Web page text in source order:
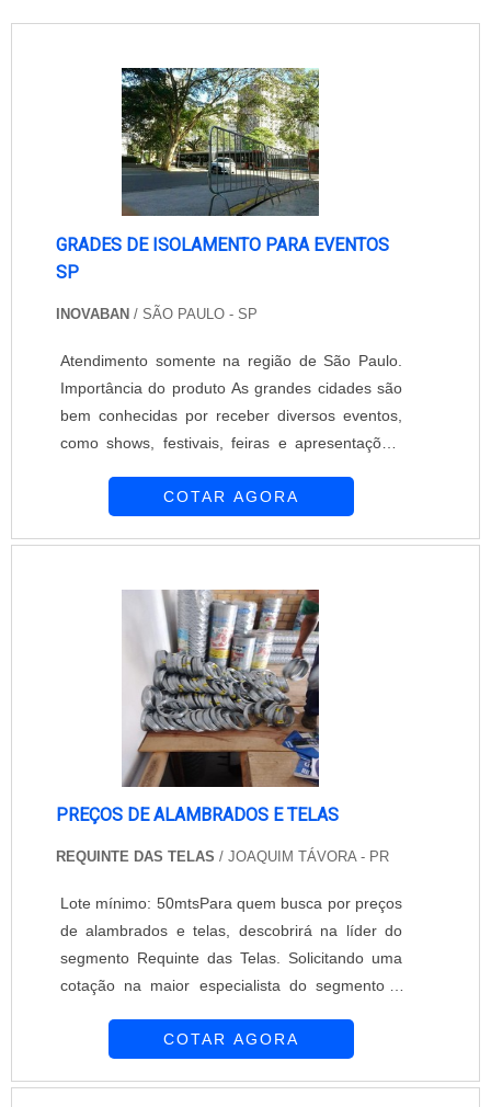
GRADES DE ISOLAMENTO PARA EVENTOS
SP
INOVABAN / SÃO PAULO - SP
Atendimento somente na região de São Paulo.
Importância do produto As grandes cidades são
bem conhecidas por receber diversos eventos,
como shows, festivais, feiras e apresentações.
sendo palco de diversos acontecimentos,
necessidades, que vão desde a locação ou
COTAR AGORA
PREÇOS DE ALAMBRADOS E TELAS
REQUINTE DAS TELAS / JOAQUIM TÁVORA - PR
Lote mínimo: 50mtsPara quem busca por preços
de alambrados e telas, descobrirá na líder do
segmento Requinte das Telas. Solicitando uma
cotação na maior especialista do segmento e
área de atuação.É importante lembrar que o
COTAR AGORA